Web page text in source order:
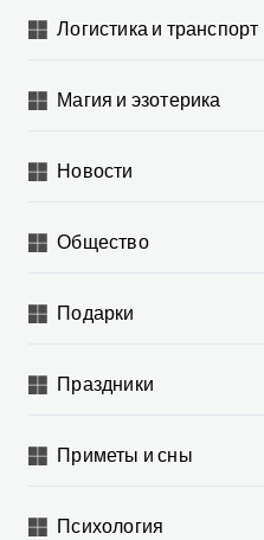
Логистика и транспорт
Магия и эзотерика
Новости
Общество
Подарки
Праздники
Приметы и сны
Психология